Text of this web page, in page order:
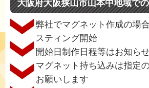
大阪府大阪狭山市山本中地域で
弊社でマグネット作成の場
スティング開始
開始日制作日程等はお知らせ
マグネット持ち込みは指定
お願いします